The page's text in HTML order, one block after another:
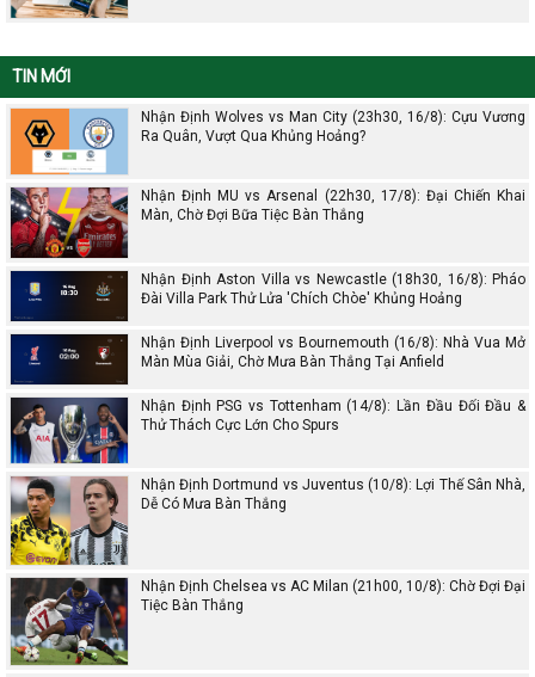
TIN MỚI
Nhận Định Wolves vs Man City (23h30, 16/8): Cựu Vương
Ra Quân, Vượt Qua Khủng Hoảng?
Nhận Định MU vs Arsenal (22h30, 17/8): Đại Chiến Khai
Màn, Chờ Đợi Bữa Tiệc Bàn Thắng
Nhận Định Aston Villa vs Newcastle (18h30, 16/8): Pháo
Đài Villa Park Thử Lửa 'Chích Chòe' Khủng Hoảng
Nhận Định Liverpool vs Bournemouth (16/8): Nhà Vua Mở
Màn Mùa Giải, Chờ Mưa Bàn Thắng Tại Anfield
Nhận Định PSG vs Tottenham (14/8): Lần Đầu Đối Đầu &
Thử Thách Cực Lớn Cho Spurs
Nhận Định Dortmund vs Juventus (10/8): Lợi Thế Sân Nhà,
Dễ Có Mưa Bàn Thắng
Nhận Định Chelsea vs AC Milan (21h00, 10/8): Chờ Đợi Đại
Tiệc Bàn Thắng